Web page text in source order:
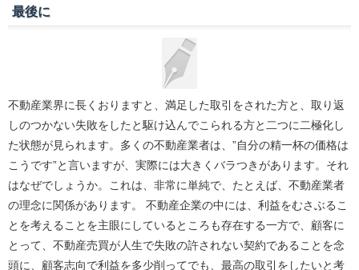
最後に
不動産業界に長くおりますと、満足した取引をされた方と、取り返
しのつかない失敗をしたと駆け込んでこられる方と二つに二極化し
た状態が見られます。多くの不動産業者は、”自分の精一杯の価格は
こうです”と言いますが、実際には大きくバラつきがあります。それ
はなぜでしょうか。これは、非常に単純で、たとえば、不動産業者
の理念に関係があります。 不動産企業の中には、利益をむさぶるこ
とを考えることを主眼にしているところも存在する一方で、顧客に
とって、不動産売買が人生で失敗の許されない契約であることを念
頭に、顧客志向で利益を多少削ってでも、最高の取引をしたいと考